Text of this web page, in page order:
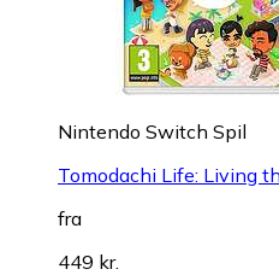
Nintendo Switch Spil
Tomodachi Life: Living
fra
449 kr.